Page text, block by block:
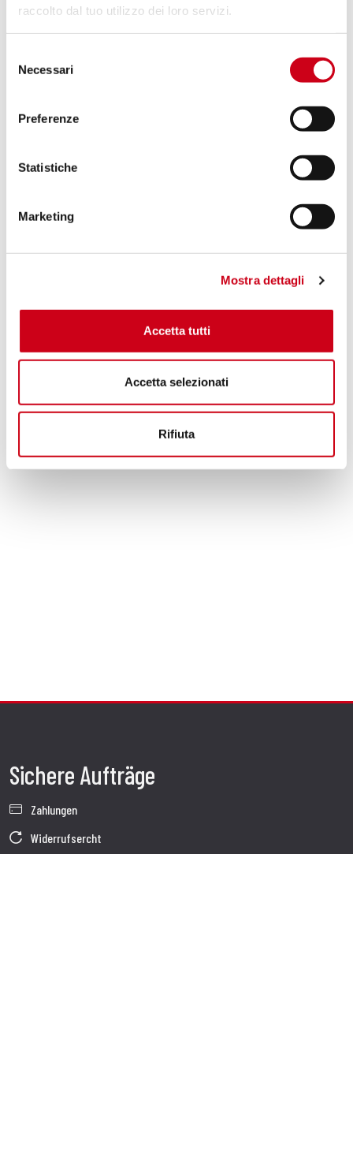
raccolto dal tuo utilizzo dei loro servizi.
delNecessari
Preferenze
Statistiche
Marketing
Mostra dettagli
Accetta tutti
Accetta selezionati
Rifiuta
Sichere Aufträge
Zahlungen
Widerrufsercht